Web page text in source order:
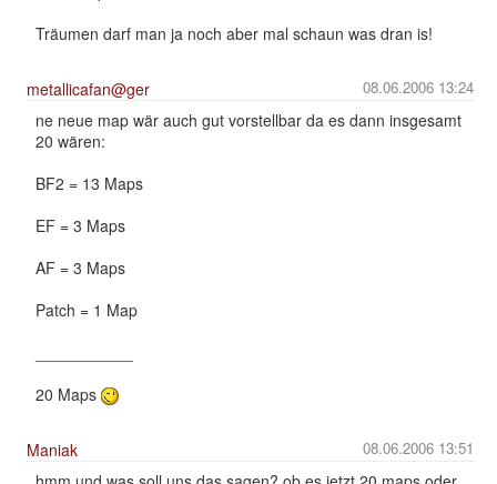
Träumen darf man ja noch aber mal schaun was dran is!
08.06.2006 13:24
metallicafan@ger
ne neue map wär auch gut vorstellbar da es dann insgesamt
20 wären:
BF2 = 13 Maps
EF = 3 Maps
AF = 3 Maps
Patch = 1 Map
20 Maps
08.06.2006 13:51
Maniak